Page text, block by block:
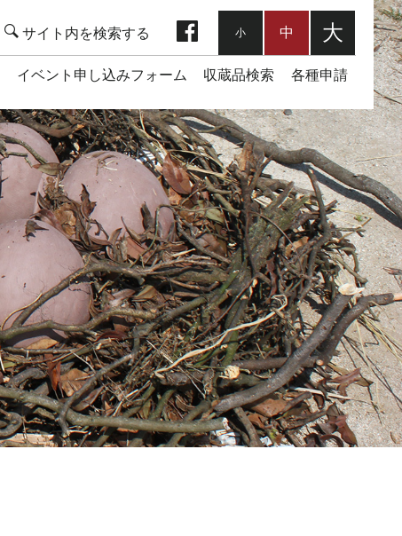
イベント申し込みフォーム 収蔵品検索 各種申請
小 中 大